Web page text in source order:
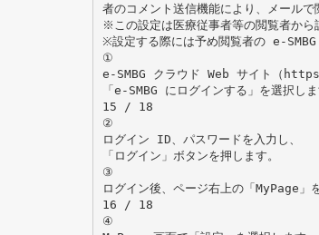
者のコメント送信機能により、メールで
※この設定は医療従事者等の閲覧者から
※設定する際には予め閲覧者の e-
①
e-SMBG クラウド Web サイト（
「e-SMBG にログインする」を選択しま
15 / 18
②
ログイン ID、パスワードを入力し、
「ログイン」ボタンを押します。
③
ログイン後、ページ右上の「MyPage」
16 / 18
④